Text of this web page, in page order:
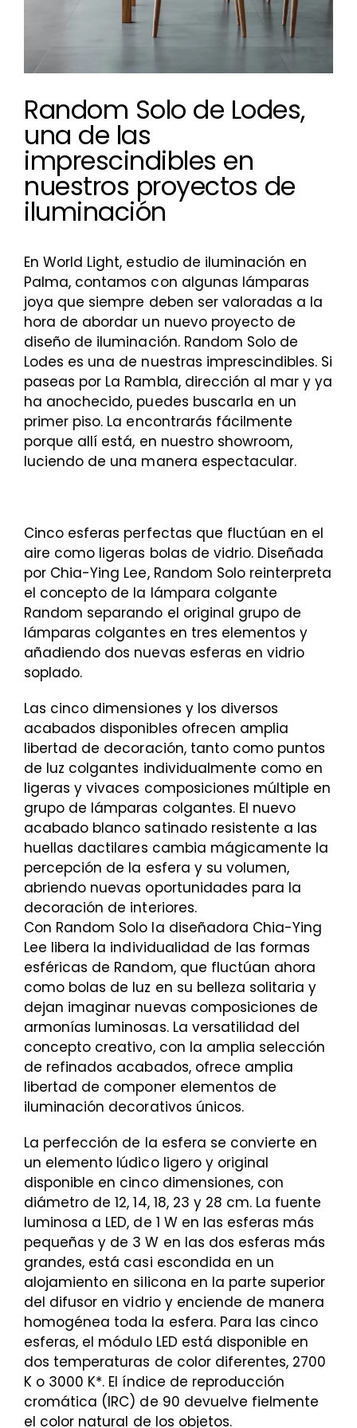
Random Solo de Lodes,
una de las
imprescindibles en
nuestros proyectos de
iluminación
En World Light, estudio de iluminación en
Palma, contamos con algunas lámparas
joya que siempre deben ser valoradas a la
hora de abordar un nuevo proyecto de
diseño de iluminación. Random Solo de
Lodes es una de nuestras imprescindibles. Si
paseas por La Rambla, dirección al mar y ya
ha anochecido, puedes buscarla en un
primer piso. La encontrarás fácilmente
porque allí está, en nuestro showroom,
luciendo de una manera espectacular.
Cinco esferas perfectas que fluctúan en el
aire como ligeras bolas de vidrio. Diseñada
por Chia-Ying Lee, Random Solo reinterpreta
el concepto de la lámpara colgante
Random separando el original grupo de
lámparas colgantes en tres elementos y
añadiendo dos nuevas esferas en vidrio
soplado.
Las cinco dimensiones y los diversos
acabados disponibles ofrecen amplia
libertad de decoración, tanto como puntos
de luz colgantes individualmente como en
ligeras y vivaces composiciones múltiple en
grupo de lámparas colgantes. El nuevo
acabado blanco satinado resistente a las
huellas dactilares cambia mágicamente la
percepción de la esfera y su volumen,
abriendo nuevas oportunidades para la
decoración de interiores.
Con Random Solo la diseñadora Chia-Ying
Lee libera la individualidad de las formas
esféricas de Random, que fluctúan ahora
como bolas de luz en su belleza solitaria y
dejan imaginar nuevas composiciones de
armonías luminosas. La versatilidad del
concepto creativo, con la amplia selección
de refinados acabados, ofrece amplia
libertad de componer elementos de
iluminación decorativos únicos.
La perfección de la esfera se convierte en
un elemento lúdico ligero y original
disponible en cinco dimensiones, con
diámetro de 12, 14, 18, 23 y 28 cm. La fuente
luminosa a LED, de 1 W en las esferas más
pequeñas y de 3 W en las dos esferas más
grandes, está casi escondida en un
alojamiento en silicona en la parte superior
del difusor en vidrio y enciende de manera
homogénea toda la esfera. Para las cinco
esferas, el módulo LED está disponible en
dos temperaturas de color diferentes, 2700
K o 3000 K*. El índice de reproducción
cromática (IRC) de 90 devuelve fielmente
el color natural de los objetos.